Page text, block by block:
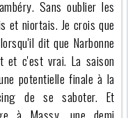
Sans oublier les
et niortais. Je crois que
dit que Narbonne
et c'est vrai. La saison
potentielle finale à la
de se saboter. Et